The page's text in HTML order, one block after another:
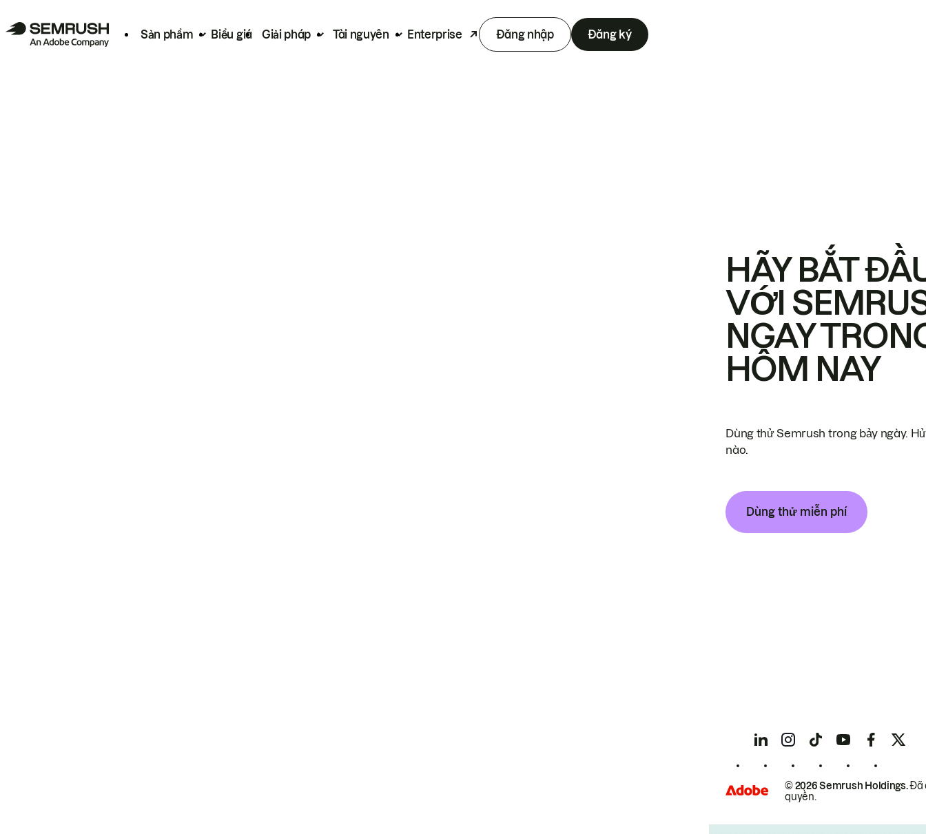
Sản phẩm Biểu giá Giải pháp Tài nguyên Enterprise Đăng nhập Đăng ký
HÃY BẮT
VỚI
NGAY
HÔM NAY
Dùng thử Semrush trong bảy ngày.
nào.
Dùng thử miễn phí
© 2026 Semrush Holdings.Đã
quyền.